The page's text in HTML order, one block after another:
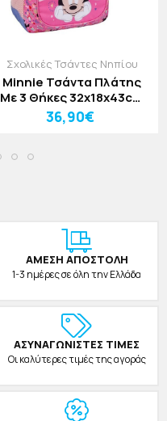
Σχολικές Τσάντες Νηπίου
Minnie Τσάντα Πλάτης
Με 3 Θήκες 32x18x43cm
Forever Besties
36,90€
ΑΜΕΣΗ ΑΠΟΣΤΟΛΗ
1-3 ημέρες σε όλη την Ελλάδα
ΑΣΥΝΑΓΩΝΙΣΤΕΣ ΤΙΜΕΣ
Οι καλύτερες τιμές της αγοράς